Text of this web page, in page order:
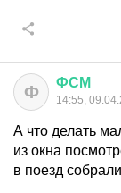
Ф ФСМ
14:55,
А что делать
из окна
в поезд